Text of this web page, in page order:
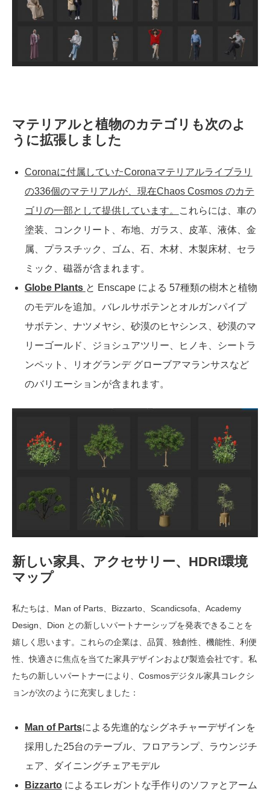
マテリアルと植物のカテゴリも次のよ
うに拡張しました
Coronaに付属していたCoronaマテリアルライブラリ
の336個のマテリアルが、現在Chaos Cosmos のカテ
ゴリの一部として提供しています。
これらには、車の
塗装、コンクリート、布地、ガラス、皮革、液体、金
属、プラスチック、ゴム、石、木材、木製床材、セラ
ミック、磁器が含まれます。
Globe Plants と Enscape による 57種類の樹木と植物
のモデルを追加。バレルサボテンとオルガンパイプ
サボテン、ナツメヤシ、砂漠のヒヤシンス、砂漠のマ
リーゴールド、ジョシュアツリー、ヒノキ、シートラ
ンペット、リオグランデ グローブアマランサスなど
のバリエーションが含まれます。
新しい家具、アクセサリー、HDRI環境
マップ
私たちは、Man of Parts、Bizzarto、Scandicsofa、Academy
Design、Dion との新しいパートナーシップを発表できることを
嬉しく思います。これらの企業は、品質、独創性、機能性、利便
性、快適さに焦点を当てた家具デザインおよび製造会社です。私
たちの新しいパートナーにより、Cosmosデジタル家具コレクシ
ョンが次のように充実しました：
Man of Partsによる先進的なシグネチャーデザインを
採用した25台のテーブル、フロアランプ、ラウンジチ
ェア、ダイニングチェアモデル
Bizzarto によるエレガントな手作りのソファとアーム